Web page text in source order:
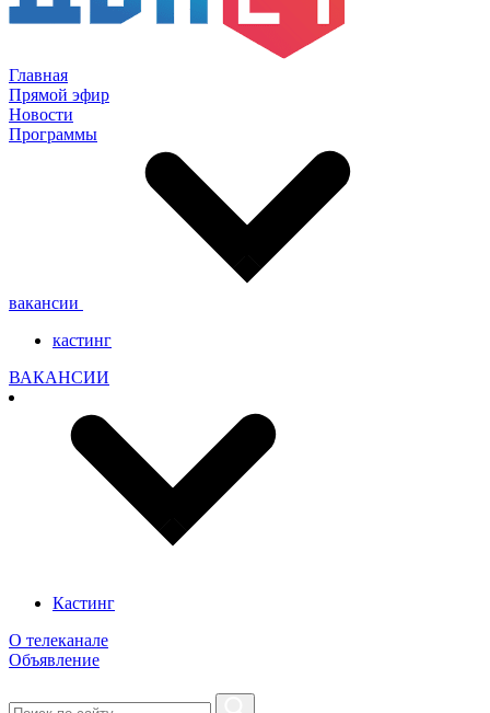
Главная
Прямой эфир
Новости
Программы
вакансии
кастинг
ВАКАНСИИ
Кастинг
О телеканале
Объявление